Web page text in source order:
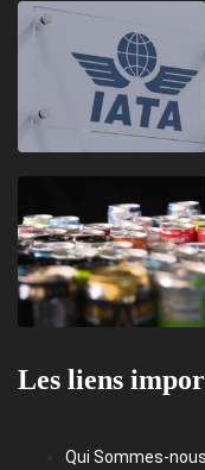
Les liens
Qui Sommes-